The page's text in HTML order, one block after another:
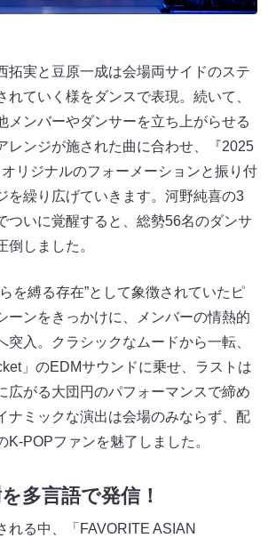
拓実と豆原一成は会場両サイドのステ
れていく様をダンスで表現。続いて、
メンバーやダンサーを立ち上がらせる
レンジが施された曲に合わせ、『2025
リジナルのフォーメーションと振り付
を繰り広げていきます。河野純喜の3
ついに覚醒すると、総勢56名のダンサ
倒しました。
を縛る存在”として象徴されていたピ
ーンをきっかけに、メンバーの情熱的
突入。クラシックなムードから一転、
」のEDMサウンドに乗せ、ラストは
広がる大団円のパフォーマンスで締め
ナミックな演出は会場のみならず、配
K-POPファンを魅了しました。
多言語で発信！
れる中、「FAVORITE ASIAN